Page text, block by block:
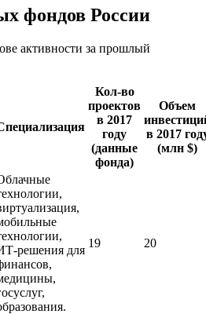
фондов России
активности за прошлый
Кол-во
проектов
в 2017
году
(данные
фонда)
Объем
в 2017
(млн $)
решения для
19 20